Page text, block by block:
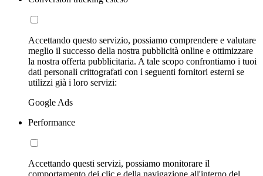
Accettando questo servizio, possiamo comprendere e valutare
meglio il successo della nostra pubblicità online e ottimizzare
la nostra offerta pubblicitaria. A tale scopo confrontiamo i tuoi
dati personali crittografati con i seguenti fornitori esterni se
utilizzi già i loro servizi:
Google Ads
Performance
Accettando questi servizi, possiamo monitorare il
comportamento dei clic e della navigazione all'interno del